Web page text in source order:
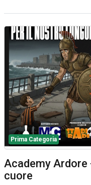
Prima Categoria
Academy Ardore
cuore